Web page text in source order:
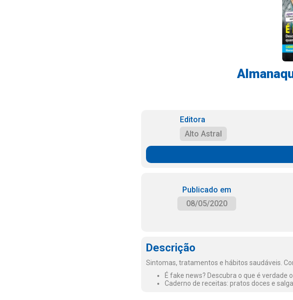
Editora
Alto Astral
Publicado em
08/05/2020
Descrição
Sintomas, tratamentos e hábitos saudáveis.
É fake news? Descubra o que é
Caderno de receitas: pratos doces e